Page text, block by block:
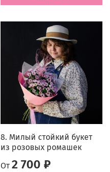
8. Милый стойкий букет
из розовых ромашек
От 2 700 ₽